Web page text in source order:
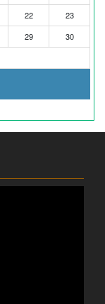
22
23
29
30